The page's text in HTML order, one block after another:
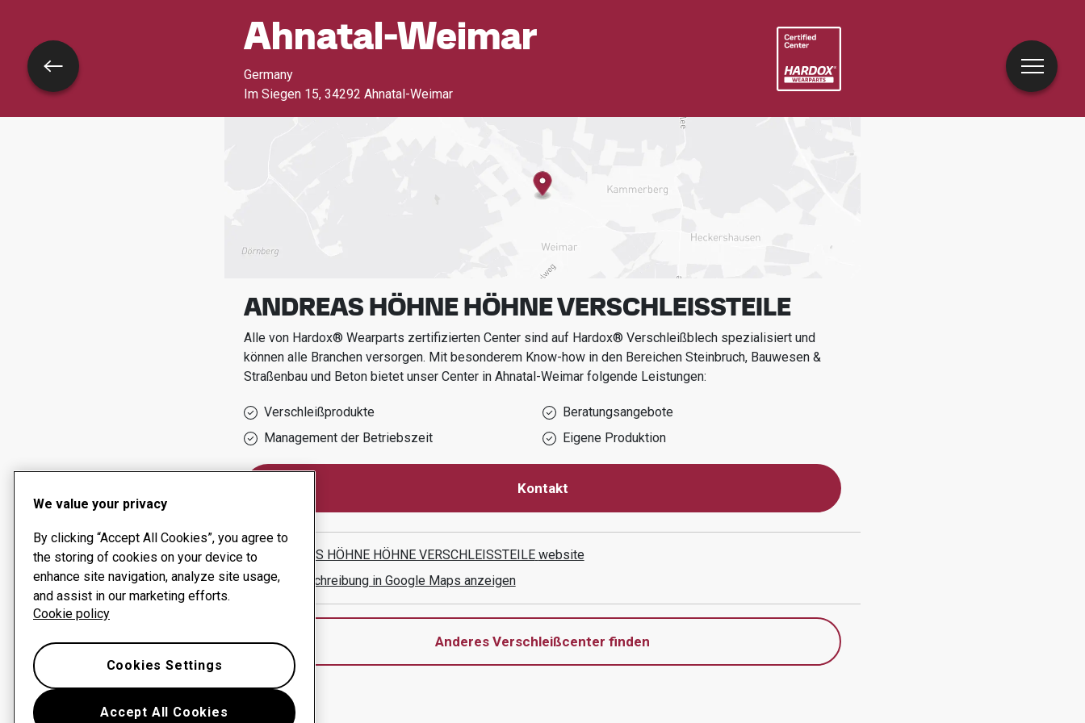
Ahnatal-Weimar
Germany
Im Siegen 15, 34292 Ahnatal-Weimar
ANDREAS HÖHNE HÖHNE VERSCHLEISSTEILE
Alle von Hardox® Wearparts zertifizierten Center sind auf Hardox® Verschleißblech spezialisiert und
können alle Branchen versorgen. Mit besonderem Know-how in den Bereichen Steinbruch, Bauwesen &
Straßenbau und Beton bietet unser Center in Ahnatal-Weimarfolgende Leistungen:
Verschleißprodukte
Beratungsangebote
Management der Betriebszeit
Eigene Produktion
Kontakt
ANDREAS HÖHNE HÖHNE VERSCHLEISSTEILE website
Wegbeschreibung in Google Maps anzeigen
Anderes Verschleißcenter finden
Zurück
We value your privacy
By clicking “Accept All Cookies”, you agree to
the storing of cookies on your device to
enhance site navigation, analyze site usage,
and assist in our marketing efforts.
Cookie policy
Accept All Cookies
Cookies Settings